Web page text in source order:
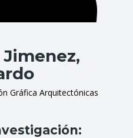
Gráfica Arquitectónicas